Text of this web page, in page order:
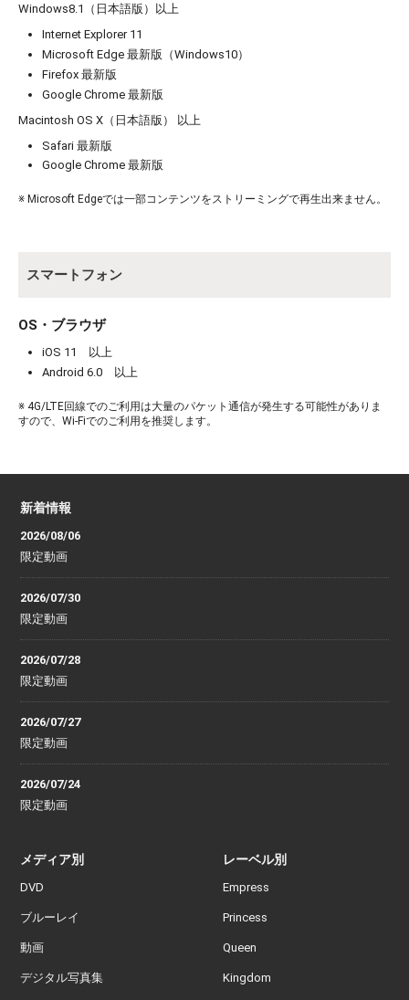
お買い物を続ける カートへ進む
Windows8.1（日本語版）以上
Internet Explorer 11
Microsoft Edge 最新版（Windows10）
Firefox 最新版
Google Chrome 最新版
Macintosh OS X（日本語版） 以上
Safari 最新版
Google Chrome 最新版
※ Microsoft Edgeでは一部コンテンツをストリーミングで再生出来ません。
スマートフォン
OS・ブラウザ
iOS 11 以上
Android 6.0 以上
※ 4G/LTE回線でのご利用は大量のパケット通信が発生する可能性がありま
すので、Wi-Fiでのご利用を推奨します。
新着情報
2026/08/06
限定動画
2026/07/30
限定動画
2026/07/28
限定動画
2026/07/27
限定動画
2026/07/24
限定動画
メディア別
DVD
ブルーレイ
動画
デジタル写真集
レーベル別
Empress
Princess
Queen
Kingdom